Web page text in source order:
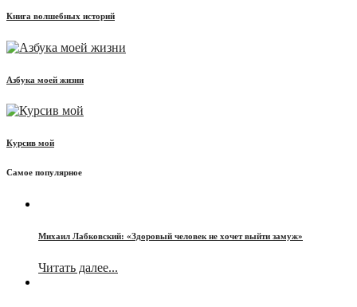
Книга волшебных историй
Азбука моей жизни
Курсив мой
Самое популярное
Михаил Лабковский: «Здоровый человек не хочет выйти замуж»
Читать далее...